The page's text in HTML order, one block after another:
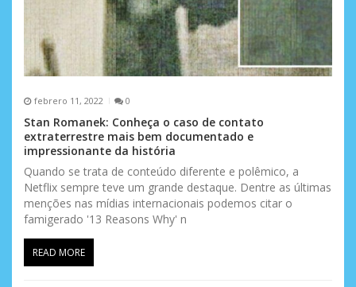
d
a
s febrero 11, 2022 0
Stan Romanek: Conheça o caso de contato
extraterrestre mais bem documentado e
impressionante da história
Quando se trata de conteúdo diferente e polêmico, a
Netflix sempre teve um grande destaque. Dentre as últimas
menções nas mídias internacionais podemos citar o
famigerado '13 Reasons Why' n
READ MORE